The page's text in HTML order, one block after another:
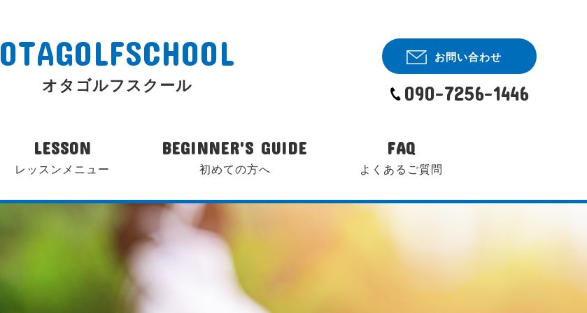
OTAGOLFSCHOOL
オタゴルフスクール
お問い合わせ
090-7256-1446
LESSON
レッスンメニュー
BEGINNER'S GUIDE
初めての方へ
FAQ
よくあるご質問